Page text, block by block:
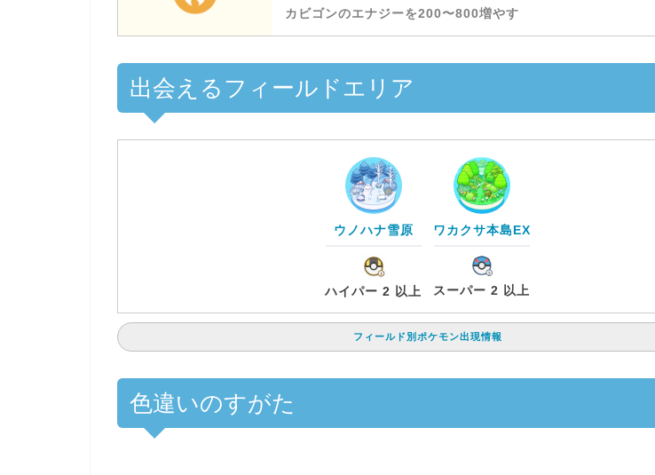
カビゴンのエナジーを200〜800増やす
出会えるフィールドエリア
ウノハナ雪原
ハイパー 2 以上
ワカクサ本島EX
スーパー 2 以上
フィールド別ポケモン出現情報
色違いのすがた